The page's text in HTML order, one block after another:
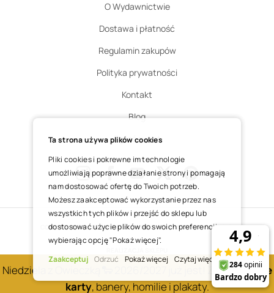
Niedziela z Owieczką 🐑 2026/2027 już jest! Zobacznowe
karty, banery, homilie i plakaty.
O Wydawnictwie
Dostawa i płatność
Regulamin zakupów
Polityka prywatności
Kontakt
Blog
Zgłoś zwrot
InstagramFacebookYoutube
X Pinterest
COPYRIGHT © 2025 ŚWIĘTY WOJCIECH DOM MEDIALNY SP. Z O.O.
Ta strona używa plików cookies
Pliki cookies i pokrewne im technologie
umożliwiają poprawne działanie strony i pomagają
nam dostosować ofertę do Twoich potrzeb.
Możesz zaakceptować wykorzystanie przez nas
wszystkich tych plików i przejść do sklepu lub
dostosować użycie plików do swoich preferencji,
wybierając opcję "Pokaż więcej".
Zaakceptuj Odrzuć Pokaż więcej Czytaj więcej